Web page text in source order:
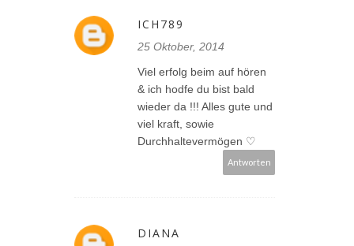
ICH789
25 Oktober, 2014
Viel erfolg beim auf hören
& ich hodfe du bist bald
wieder da !!! Alles gute und
viel kraft, sowie
Durchhaltevermögen ♡
Antworten
DIANA